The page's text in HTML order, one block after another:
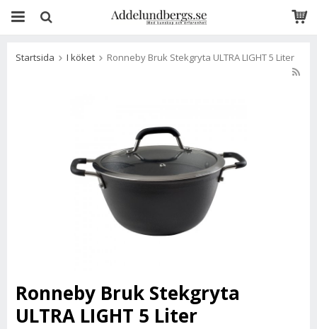
Startsida I köket Ronneby Bruk Stekgryta ULTRA LIGHT 5 Liter
Ronneby Bruk Stekgryta
ULTRA LIGHT 5 Liter